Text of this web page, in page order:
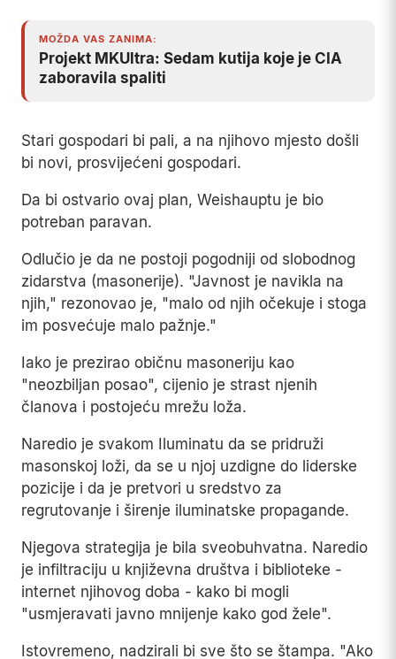
MOŽDA VAS ZANIMA:
Projekt MKUltra: Sedam kutija koje je CIA
zaboravila spaliti
Stari gospodari bi pali, a na njihovo mjesto došli
bi novi, prosvijećeni gospodari.
Da bi ostvario ovaj plan, Weishauptu je bio
potreban paravan.
Odlučio je da ne postoji pogodniji od slobodnog
zidarstva (masonerije). "Javnost je navikla na
njih," rezonovao je, "malo od njih očekuje i stoga
im posvećuje malo pažnje."
Iako je prezirao običnu masoneriju kao
"neozbiljan posao", cijenio je strast njenih
članova i postojeću mrežu loža.
Naredio je svakom Iluminatu da se pridruži
masonskoj loži, da se u njoj uzdigne do liderske
pozicije i da je pretvori u sredstvo za
regrutovanje i širenje iluminatske propagande.
Njegova strategija je bila sveobuhvatna. Naredio
je infiltraciju u književna društva i biblioteke -
internet njihovog doba - kako bi mogli
"usmjeravati javno mnijenje kako god žele".
Istovremeno, nadzirali bi sve što se štampa. "Ako